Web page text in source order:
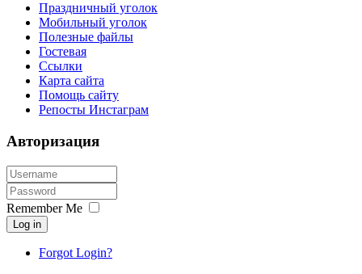
Праздничный уголок
Мобильный уголок
Полезные файлы
Гостевая
Ссылки
Карта сайта
Помощь сайту
Репосты Инстаграм
Авторизация
Remember Me
Log in
Forgot Login?